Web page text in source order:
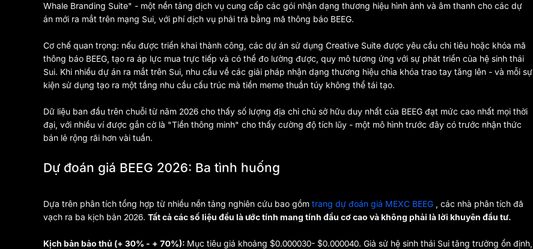
Whale Branding Suite" - một nền tảng dịch vụ cung cấp các gói nhận dạng thương hiệu hình ảnh và âm thanh cho các dự
án mới ra mắt trên mạng Sui, với phí dịch vụ phải trả bằng mã thông báo BEEG.
Cơ chế quan trọng: nếu được triển khai thành công, các dự án sử dụng Creative Suite được yêu cầu chi tiêu hoặc khóa mã
thông báo BEEG, tạo ra áp lực mua trực tiếp và có thể đo lường được, quy mô tương ứng với sự phát triển của hệ sinh thái
Sui. Khi nhiều dự án ra mắt trên Sui, nhu cầu về các giải pháp nhận dạng thương hiệu chìa khóa trao tay tăng lên - và mỗi sự
kiện sử dụng tạo ra một tầng nhu cầu cấu trúc mà tiền meme thuần túy không thể tái tạo.
Dữ liệu ban đầu trên chuỗi từ năm 2026 cho thấy số lượng địa chỉ chủ sở hữu duy nhất của BEEG đạt mức cao nhất mọi thời
đại, với nhiều ví được gắn cờ là "Tiền thông minh" cho thấy cường độ tích lũy - một mô hình trước đây có trước nhận thức
bán lẻ rộng rãi hơn vài tuần.
Dự đoán giá BEEG 2026: Ba tình huống
Dựa trên phân tích tổng hợp từ nhiều nền tảng nghiên cứu bao gồm trang dự đoán giá MEXC BEEG
, các nhà phân tích đã
vạch ra ba kịch bản 2026. Tất cả các số liệu đều là ước tính mang tính đầu cơ cao và không phải là lời khuyên đầu tư.
Kịch bản bảo thủ (+ 30% - + 70%): Mục tiêu giá khoảng $0.000030- $0.000040. Giả sử hệ sinh thái Sui tăng trưởng ổn định,